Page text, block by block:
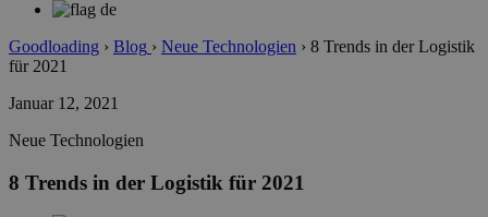
Goodloading › Blog › Neue Technologien › 8 Trends in der Logistik
für 2021
Januar 12, 2021
Neue Technologien
8 Trends in der Logistik für 2021